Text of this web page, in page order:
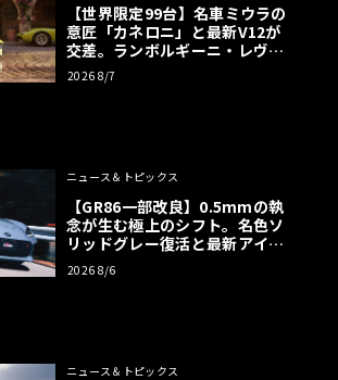
【世界限定99台】名車ミウラの
意匠「カネロニ」と最新V12が
交差。ランボルギーニ・レヴエ
ルトに60周年記念車が登場
2026 8/7
ニュース＆トピックス
【GR86一部改良】0.5mmの執
念が生む極上のシフト。名色ソ
リッドグレー復活と最新アイサ
イトでFRの極みへ
2026 8/6
ニュース＆トピックス